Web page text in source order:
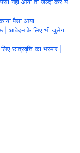
नहीं आया तो जल्दी करें ये
पैसा आया
| आवेदन के लिए भी खुलेगा
छात्रवृत्ति का भरमार |